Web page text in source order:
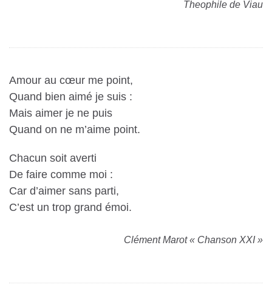
Theophile de Viau
Amour au cœur me point,
Quand bien aimé je suis :
Mais aimer je ne puis
Quand on ne m’aime point.
Chacun soit averti
De faire comme moi :
Car d’aimer sans parti,
C’est un trop grand émoi.
Clément Marot « Chanson XXI »